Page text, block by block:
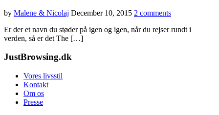
by Malene & Nicolaj December 10, 2015 2 comments
Er der et navn du støder på igen og igen, når du rejser rundt i
verden, så er det The […]
JustBrowsing.dk
Vores livsstil
Kontakt
Om os
Presse